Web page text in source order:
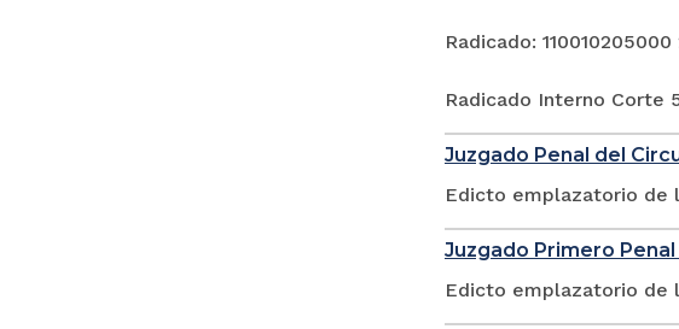
Radicado:
Radicado Interno Corte
Juzgado Penal del
Edicto emplazatorio de
Juzgado Primero
Edicto emplazatorio de